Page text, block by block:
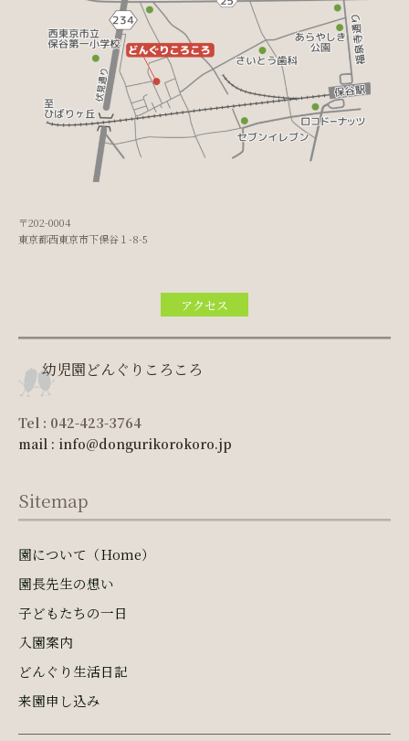
〒202-0004
東京都西東京市下保谷１-8-5
アクセス
幼児園どんぐりころころ
Tel : 042-423-3764
mail : info@dongurikorokoro.jp
Sitemap
園について（Home）
園長先生の想い
子どもたちの一日
入園案内
どんぐり生活日記
来園申し込み